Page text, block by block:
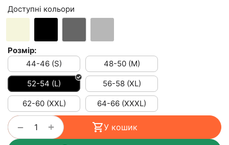
Доступні кольори
Розмір:
44-46 (S)
48-50 (M)
52-54 (L) 56-58 (XL)
62-60 (XXL) 64-66 (XXXL)
+
− У кошик